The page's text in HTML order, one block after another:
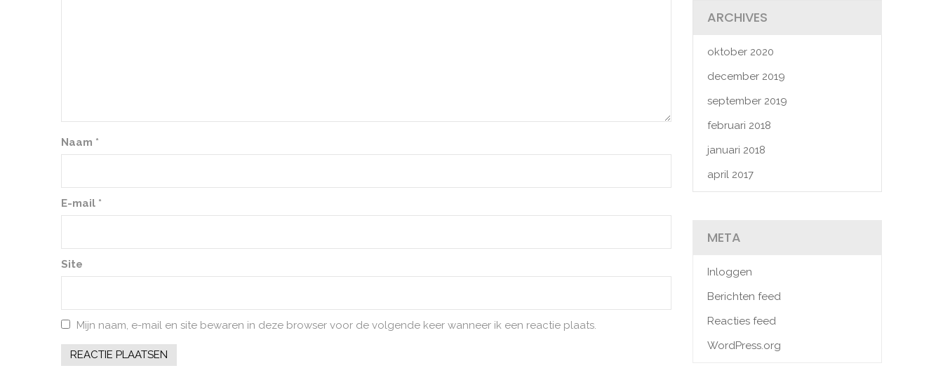
Naam *
E-mail *
Site
Mijn naam, e-mail en site bewaren in deze browser voor de volgende keer wanneer ik een reactie plaats.
ARCHIVES
oktober 2020
december 2019
september 2019
februari 2018
januari 2018
april 2017
META
Inloggen
Berichten feed
Reacties feed
WordPress.org